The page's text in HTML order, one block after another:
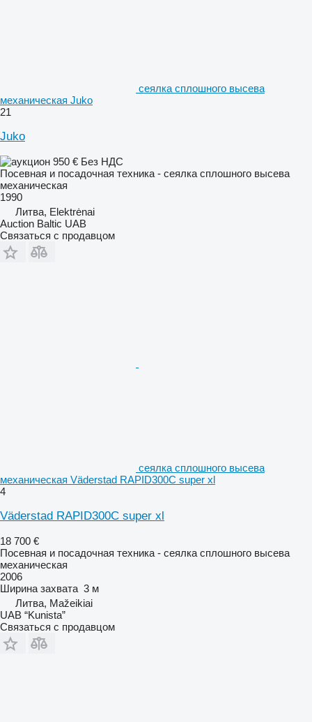
сеялка сплошного высева
механическая Juko
21
Juko
950 € Без НДС
Посевная и посадочная техника - сеялка сплошного высева
механическая
1990
Литва, Elektrėnai
Auction Baltic UAB
Связаться с продавцом
сеялка сплошного высева
механическая Väderstad RAPID300C super xl
4
Väderstad RAPID300C super xl
18 700 €
Посевная и посадочная техника - сеялка сплошного высева
механическая
2006
Ширина захвата 3 м
Литва, Mažeikiai
UAB “Kunista”
Связаться с продавцом